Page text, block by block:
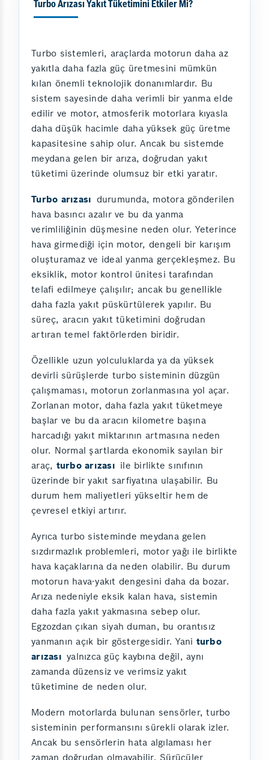
Turbo Arızası Yakıt Tüketimini Etkiler Mi?
Turbo sistemleri, araçlarda motorun daha az
yakıtla daha fazla güç üretmesini mümkün
kılan önemli teknolojik donanımlardır. Bu
sistem sayesinde daha verimli bir yanma elde
edilir ve motor, atmosferik motorlara kıyasla
daha düşük hacimle daha yüksek güç üretme
kapasitesine sahip olur. Ancak bu sistemde
meydana gelen bir arıza, doğrudan yakıt
tüketimi üzerinde olumsuz bir etki yaratır.
Turbo arızası durumunda, motora gönderilen
hava basıncı azalır ve bu da yanma
verimliliğinin düşmesine neden olur. Yeterince
hava girmediği için motor, dengeli bir karışım
oluşturamaz ve ideal yanma gerçekleşmez. Bu
eksiklik, motor kontrol ünitesi tarafından
telafi edilmeye çalışılır; ancak bu genellikle
daha fazla yakıt püskürtülerek yapılır. Bu
süreç, aracın yakıt tüketimini doğrudan
artıran temel faktörlerden biridir.
Özellikle uzun yolculuklarda ya da yüksek
devirli sürüşlerde turbo sisteminin düzgün
çalışmaması, motorun zorlanmasına yol açar.
Zorlanan motor, daha fazla yakıt tüketmeye
başlar ve bu da aracın kilometre başına
harcadığı yakıt miktarının artmasına neden
olur. Normal şartlarda ekonomik sayılan bir
araç, turbo arızası ile birlikte sınıfının
üzerinde bir yakıt sarfiyatına ulaşabilir. Bu
durum hem maliyetleri yükseltir hem de
çevresel etkiyi artırır.
Ayrıca turbo sisteminde meydana gelen
sızdırmazlık problemleri, motor yağı ile birlikte
hava kaçaklarına da neden olabilir. Bu durum
motorun hava-yakıt dengesini daha da bozar.
Arıza nedeniyle eksik kalan hava, sistemin
daha fazla yakıt yakmasına sebep olur.
Egzozdan çıkan siyah duman, bu orantısız
yanmanın açık bir göstergesidir. Yani turbo
arızası yalnızca güç kaybına değil, aynı
zamanda düzensiz ve verimsiz yakıt
tüketimine de neden olur.
Modern motorlarda bulunan sensörler, turbo
sisteminin performansını sürekli olarak izler.
Ancak bu sensörlerin hata algılaması her
zaman doğrudan olmayabilir. Sürücüler